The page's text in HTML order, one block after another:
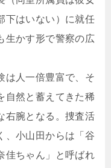
下はいない）に就任
生かす形で警察の広
は人一倍豊富で、そ
自然と蓄えてきた稀
右腕となる。捜査活
、小山田からは「谷
佳ちゃん」と呼ばれ